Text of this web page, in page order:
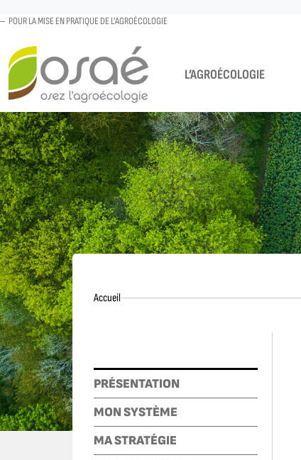
POUR LA MISE EN PRATIQUE DE L'AGROÉCOLOGIE
L’AGROÉCOLOGIE
AccueilAccueil
PRÉSENTATION
MON SYSTÈME
MA STRATÉGIE